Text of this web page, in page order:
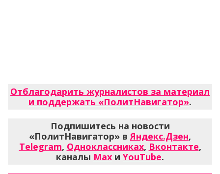
Отблагодарить журналистов за материал
и поддержать «ПолитНавигатор».
Подпишитесь на новости
«ПолитНавигатор» вЯндекс.Дзен,
Telegram, Одноклассниках, Вконтакте,
каналы Max и YouTube.